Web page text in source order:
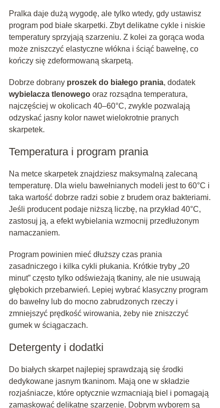
Pralka daje dużą wygodę, ale tylko wtedy, gdy ustawisz
program pod białe skarpetki. Zbyt delikatne cykle i niskie
temperatury sprzyjają szarzeniu. Z kolei za gorąca woda
może zniszczyć elastyczne włókna i ściąć bawełnę, co
kończy się zdeformowaną skarpetą.
Dobrze dobrany proszek do białego prania, dodatek
wybielacza tlenowegooraz rozsądna temperatura,
najczęściej w okolicach 40–60°C, zwykle pozwalają
odzyskać jasny kolor nawet wielokrotnie pranych
skarpetek.
Temperatura i program prania
Na metce skarpetek znajdziesz maksymalną zalecaną
temperaturę. Dla wielu bawełnianych modeli jest to 60°C i
taka wartość dobrze radzi sobie z brudem oraz bakteriami.
Jeśli producent podaje niższą liczbę, na przykład 40°C,
zastosuj ją, a efekt wybielania wzmocnij przedłużonym
namaczaniem.
Program powinien mieć dłuższy czas prania
zasadniczego i kilka cykli płukania. Krótkie tryby „20
minut” często tylko odświeżają tkaniny, ale nie usuwają
głębokich przebarwień. Lepiej wybrać klasyczny program
do bawełny lub do mocno zabrudzonych rzeczy i
zmniejszyć prędkość wirowania, żeby nie zniszczyć
gumek w ściągaczach.
Detergenty i dodatki
Do białych skarpet najlepiej sprawdzają się środki
dedykowane jasnym tkaninom. Mają one w składzie
rozjaśniacze, które optycznie wzmacniają biel i pomagają
zamaskować delikatne szarzenie. Dobrym wyborem są